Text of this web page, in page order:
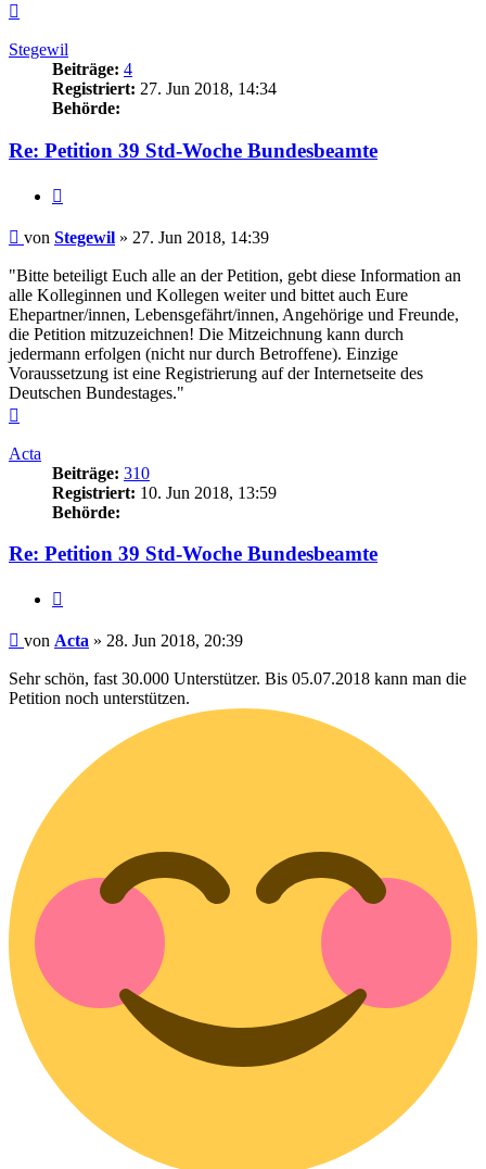
Stegewil
Beiträge: 4
Registriert: 27. Jun 2018, 14:34
Behörde:
Re: Petition 39 Std-Woche Bundesbeamte
Beitrag
von Stegewil » 27. Jun 2018, 14:39
"Bitte beteiligt Euch alle an der Petition, gebt diese Information an
alle Kolleginnen und Kollegen weiter und bittet auch Eure
Ehepartner/innen, Lebensgefährt/innen, Angehörige und Freunde,
die Petition mitzuzeichnen! Die Mitzeichnung kann durch
jedermann erfolgen (nicht nur durch Betroffene). Einzige
Voraussetzung ist eine Registrierung auf der Internetseite des
Deutschen Bundestages."
Acta
Beiträge: 310
Registriert: 10. Jun 2018, 13:59
Behörde:
Re: Petition 39 Std-Woche Bundesbeamte
Beitrag
von Acta » 28. Jun 2018, 20:39
Sehr schön, fast 30.000 Unterstützer. Bis 05.07.2018 kann man die
Petition noch unterstützen.